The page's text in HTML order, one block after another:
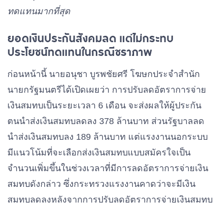
ทดแทนมากที่สุด
ยอดเงินประกันสังคมลด แต่ไม่กระทบ
ประโยชน์ทดแทนในกรณีชราภาพ
ก่อนหน้านี้ นายอนุชา บูรพชัยศรี โฆษกประจำสำนัก
นายกรัฐมนตรีได้เปิดเผยว่า การปรับลดอัตราการจ่าย
เงินสมทบเป็นระยะเวลา 6 เดือน จะส่งผลให้ผู้ประกัน
ตนนำส่งเงินสมทบลดลง 378 ล้านบาท ส่วนรัฐบาลลด
นำส่งเงินสมทบลง 189 ล้านบาท แต่แรงงานนอกระบบ
มีแนวโน้มที่จะเลือกส่งเงินสมทบแบบสมัครใจเป็น
จำนวนเพิ่มขึ้นในช่วงเวลาที่มีการลดอัตราการจ่ายเงิน
สมทบดังกล่าว ซึ่งกระทรวงแรงงานคาดว่าจะมีเงิน
สมทบลดลงหลังจากการปรับลดอัตราการจ่ายเงินสมทบ